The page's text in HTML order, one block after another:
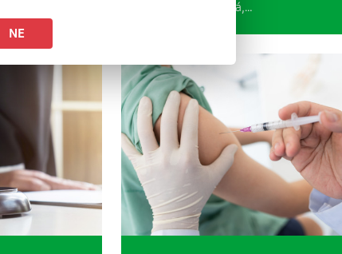
o osobu, která má,…
NE